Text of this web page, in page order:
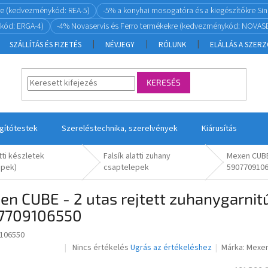
(kedvezménykód: REA-5)
-5% a konyhai mosogatóra és a kiegészítőkre
ERGA-4)
-4% Novaservis és Ferro termékekre (kedvezménykód:
SZÁLLÍTÁS ÉS FIZETÉS NÉVJEGY RÓLUNK ELÁLLÁS A
KERESÉS
Szereléstechnika, szerelvények Kiárusítás
készletek
Falsík alatti zuhany
csaptelepek
Mexen
CUBE - 2 utas rejtett
A
Nincs értékelés Ugrás az értékeléshez Márka: